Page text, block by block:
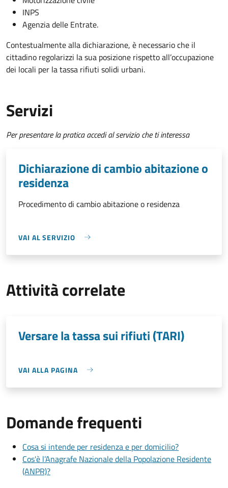
INPS
Agenzia delle Entrate.
Contestualmente alla dichiarazione, è necessario che il
cittadino regolarizzi la sua posizione rispetto all’occupazione
dei locali per la tassa rifiuti solidi urbani.
Servizi
Per presentare la pratica accedi al servizio che ti interessa
Dichiarazione di cambio abitazione o
residenza
Procedimento di cambio abitazione o residenza
VAI AL SERVIZIO
Attività correlate
Versare la tassa sui rifiuti (TARI)
VAI ALLA PAGINA
Domande frequenti
Cosa si intende per residenza e per domicilio?
Cos'è l’Anagrafe Nazionale della Popolazione Residente
(ANPR)?